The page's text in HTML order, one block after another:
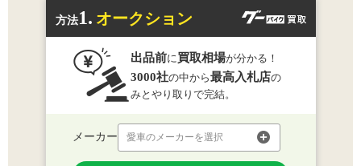
方法1. オークション
出品前に 買取相場が分かる！
3000社の中から最高入札店の
みとやり取りで完結。
メーカー 愛車のメーカーを選択